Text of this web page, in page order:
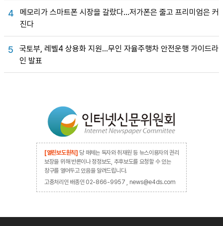
4
메모리가 스마트폰 시장을 갈랐다…저가폰은 줄고 프리미엄은 커
진다
5
국토부, 레벨4 상용화 지원…무인 자율주행차 안전운행 가이드라
인 발표
[열린보도원칙] 당 매체는 독자와 취재원 등 뉴스이용자의 권리
보장을 위해 반론이나 정정보도, 추후보도를 요청할 수 있는
창구를 열어두고 있음을 알려드립니다.
고충처리인 배종인 02-866-9957 , news@e4ds.com